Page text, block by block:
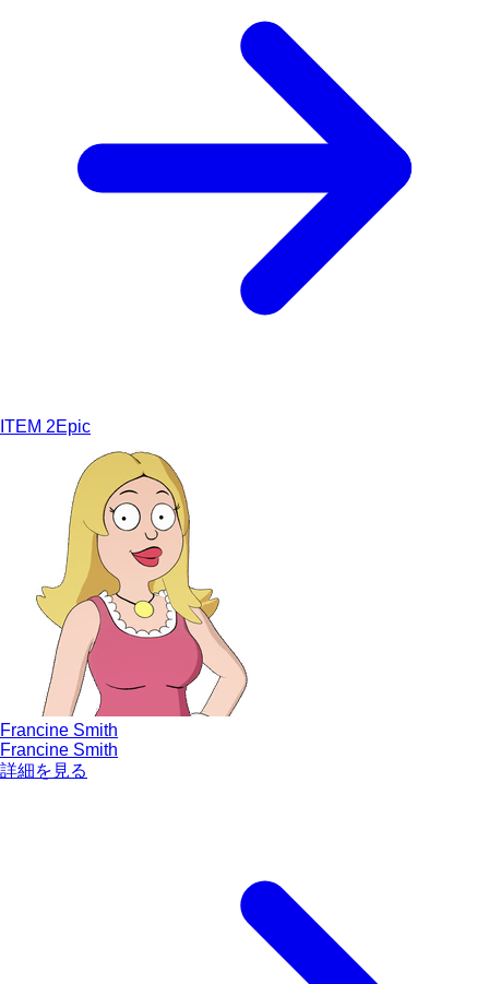
ITEM 2Epic
Francine Smith
Francine Smith
詳細を見る